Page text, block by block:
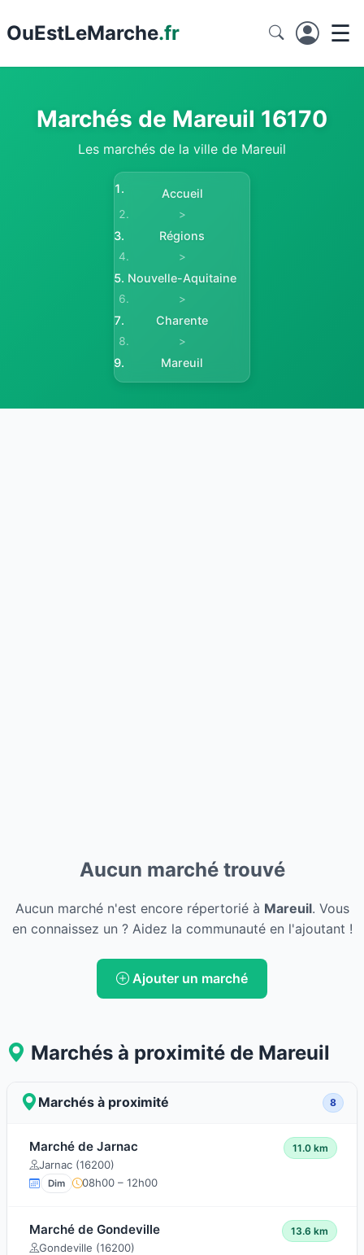
OuEstLeMarche.fr ☰
Marchés de Mareuil 16170
Les marchés de la ville de Mareuil
Accueil
>
Régions
>
Nouvelle-Aquitaine
>
Charente
>
Mareuil
Aucun marché trouvé
Aucun marché n'est encore répertorié à Mareuil. Vous
en connaissez un ? Aidez la communauté en l'ajoutant !
Ajouter un marché
Marchés à proximité de Mareuil
Marchés à proximité 8
Marché de Jarnac
Jarnac (16200)
11.0 km
Dim 08h00 – 12h00
Marché de Gondeville
Gondeville (16200)
13.6 km